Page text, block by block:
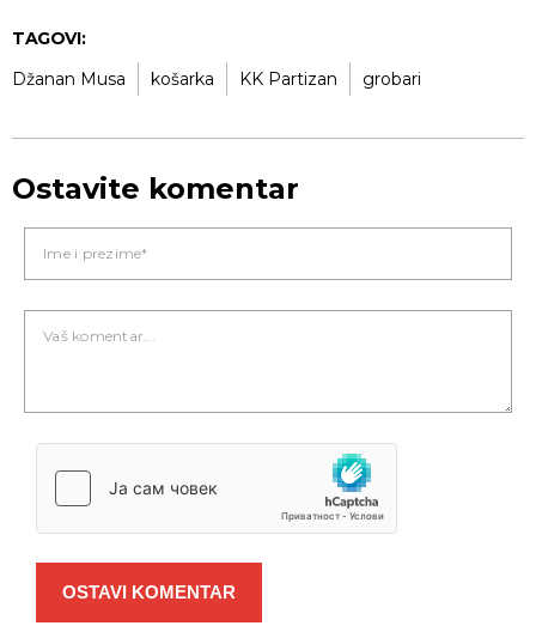
TAGOVI:
Džanan Musa
košarka KK Partizan grobari
Ostavite komentar
OSTAVI KOMENTAR